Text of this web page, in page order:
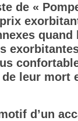
de «
quand
leur mort
d’un